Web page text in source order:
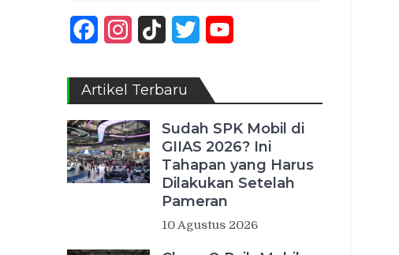
FacebookInstagram
TikTok Twitter
Artikel Terbaru
Sudah SPK Mobil di
GIIAS 2026? Ini
Tahapan yang Harus
Dilakukan Setelah
Pameran
10 Agustus 2026